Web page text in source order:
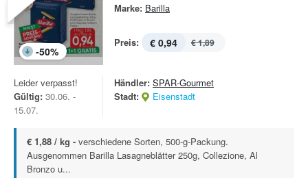
-50%
Marke: Barilla
Preis: € 0,94 € 1,89
Leider verpasst!
Gültig: 30.06. -
15.07.
Händler: SPAR-Gourmet
Stadt:
Eisenstadt
€ 1,88 / kg - verschiedene Sorten, 500-g-Packung.
Ausgenommen Barilla Lasagneblätter 250g, Collezione, Al
Bronzo u...